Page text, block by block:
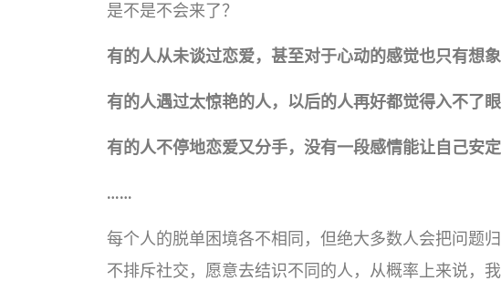
是不是不会来了？
有的人从未谈过恋爱，甚至对于心动的感觉也只有想象
有的人遇过太惊艳的人，以后的人再好都觉得入不了眼
有的人不停地恋爱又分手，没有一段感情能让自己安定
……
每个人的脱单困境各不相同，但绝大多数人会把问题
不排斥社交，愿意去结识不同的人，从概率上来说，